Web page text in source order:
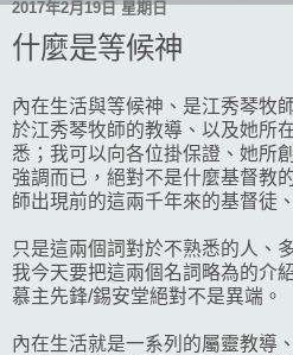
2017年2月19日 星期日
什麼是等候神
內在生活與等候神、是江秀琴牧
於江秀琴牧師的教導、以及她所
悉；我可以向各位掛保證、她所
強調而已，絕對不是什麼基督教
師出現前的這兩千年來的基督徒
只是這兩個詞對於不熟悉的人、
我今天要把這兩個名詞略為的介
慕主先鋒/錫安堂絕對不是異端。
內在生活就是一系列的屬靈教導